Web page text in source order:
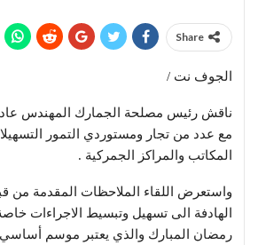
Share
الجوف نت /
ناقش رئيس مصلحة الجمارك المهندس
مع عدد من تجار ومستوردي التمور
المكاتب والمراكز الجمركية .
واستعرض اللقاء الملاحظات المقدمة من
الهادفة الى تسهيل وتبسيط الاجراءات
رمضان المبارك والذي يعتبر موسم أساسي